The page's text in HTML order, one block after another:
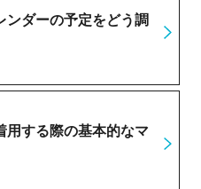
ンダーの予定をどう調
用する際の基本的なマ